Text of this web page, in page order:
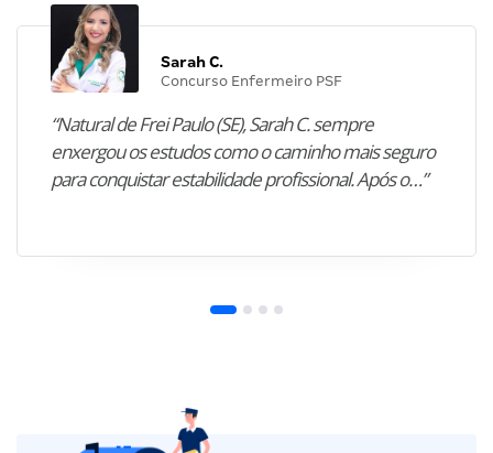
Sarah C.
Concurso Enfermeiro PSF
“Natural de Frei Paulo (SE), Sarah C. sempre
enxergou os estudos como o caminho mais seguro
para conquistar estabilidade profissional. Após o…”